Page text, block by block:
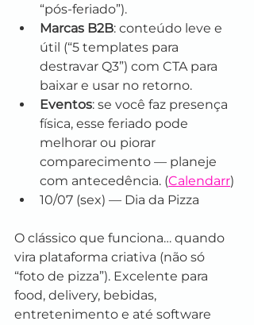
“pós-feriado”).
Marcas B2B: conteúdo leve e
útil (“5 templates para
destravar Q3”) com CTA para
baixar e usar no retorno.
Eventos: se você faz presença
física, esse feriado pode
melhorar ou piorar
comparecimento — planeje
com antecedência. (Calendarr)
10/07 (sex) — Dia da Pizza
O clássico que funciona… quando
vira plataforma criativa (não só
“foto de pizza”). Excelente para
food, delivery, bebidas,
entretenimento e até software